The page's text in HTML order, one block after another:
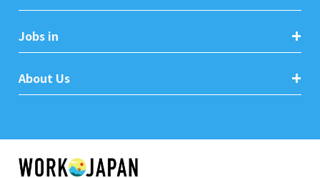
Jobs in
About Us